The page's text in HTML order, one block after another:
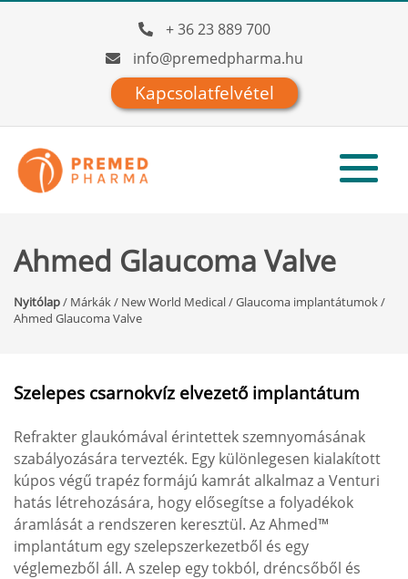
+ 36 23 889 700
info@premedpharma.hu
Kapcsolatfelvétel
Ahmed Glaucoma Valve
Nyitólap/ Márkák/ New World Medical/Glaucoma implantátumok/
Ahmed Glaucoma Valve
Szelepes csarnokvíz elvezető implantátum
Refrakter glaukómával érintettek szemnyomásának
szabályozására tervezték. Egy különlegesen kialakított
kúpos végű trapéz formájú kamrát alkalmaz a Venturi
hatás létrehozására, hogy elősegítse a folyadékok
áramlását a rendszeren keresztül. Az Ahmed™
implantátum egy szelepszerkezetből és egy
véglemezből áll. A szelep egy tokból, dréncsőből és